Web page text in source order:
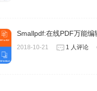
Smallpdf:在线PDF万能编
2018-10-21 1 人评论